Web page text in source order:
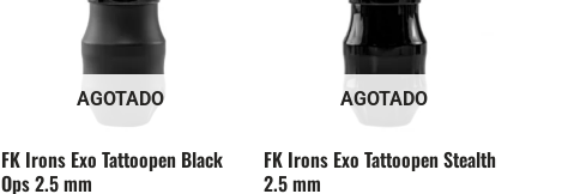
AGOTADO
FK Irons Exo Tattoopen Black
Ops 2.5 mm
AGOTADO
FK Irons Exo Tattoopen Stealth
2.5 mm